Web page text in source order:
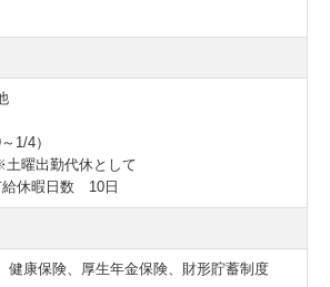
1/4）
曜出勤代休として
給休暇日数 10日
健康保険、厚生年金保険、財形貯蓄制度